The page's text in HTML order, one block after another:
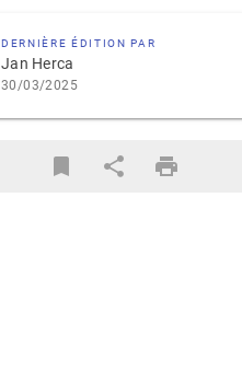
DERNIÈRE ÉDITION PAR
Jan Herca
30/03/2025